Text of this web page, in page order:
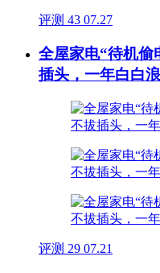
评测 43 07.27
全屋家电“待机偷
插头，一年白白
评测 29 07.21